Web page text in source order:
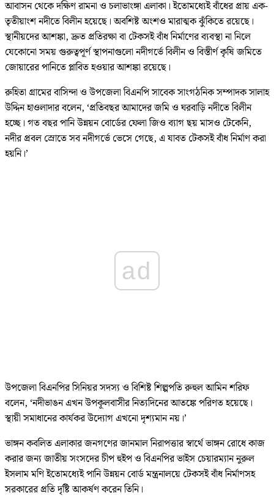
আবাসন থেকে দক্ষিণ রামনা ও চলাভাংঙ্গা এলাকা। ইতোমধ্যেই বাঁধের প্রায় এক-
তৃতীয়াংশ নদীতে বিলীন হয়েছে। অবশিষ্ট অংশও মারাত্মক ঝুঁকিতে রয়েছে।
স্থানীয়দের আশঙ্কা, দ্রুত প্রতিরক্ষা বা টেকসই বাঁধ নির্মাণের ব্যবস্থা না নিলে
যেকোনো সময় গুরুত্বপূর্ণ স্থাপনাগুলো নদীগর্ভে বিলীন ও বিস্তীর্ণ কৃষি জমিতে
জোয়ারের পানিতে প্লাবিত হওয়ার আশঙ্কা রয়েছে।
রুহিতা গ্রামের বাসিন্দা ও উপজেলা বিএনপি সাবেক সাংগঠনিক সম্পাদক সালাহ
উদ্দিন হাওলাদার বলেন, ‘প্রতিবছর আমাদের জমি ও ঘরবাড়ি নদীতে বিলীন
হচ্ছে। গত বছর পানি উন্নয়ন বোর্ডের ফেলা জিও ব্যাগ ছয় মাসও টেকেনি,
নদীর প্রবল স্রোতে সব নদীগর্ভে ভেসে গেছে, এ যাবত টেকসই বাঁধ নির্মাণ করা
হয়নি।’
ad
উপজেলা বিএনপির সিনিয়র সদস্য ও বিশিষ্ট শিল্পপতি রুহুল আমিন শরিফ
বলেন, ‘নদীভাঙন এখন উপকূলবাসীর নিত্যদিনের আতঙ্কে পরিণত হয়েছে।
স্থায়ী সমাধানের কার্যকর উদ্যোগ এখনো দৃশ্যমান নয়।’
ভাঙ্গন কবলিত এলাকার জনগণের জানমাল নিরাপত্তার স্বার্থে ভাঙ্গন রোধে কাজ
করার জন্য জাতীয় সংসদের চীপ হুইপ ও বিএনপির ভাইস চেয়ারম্যান নুরুল
ইসলাম মণি ইতোমধ্যেই পানি উন্নয়ন বোর্ড মন্ত্রনালয়ে টেকসই বাঁধ নির্মাণসহ
সরকারের প্রতি দৃষ্টি আকর্ষণ করেন তিনি।